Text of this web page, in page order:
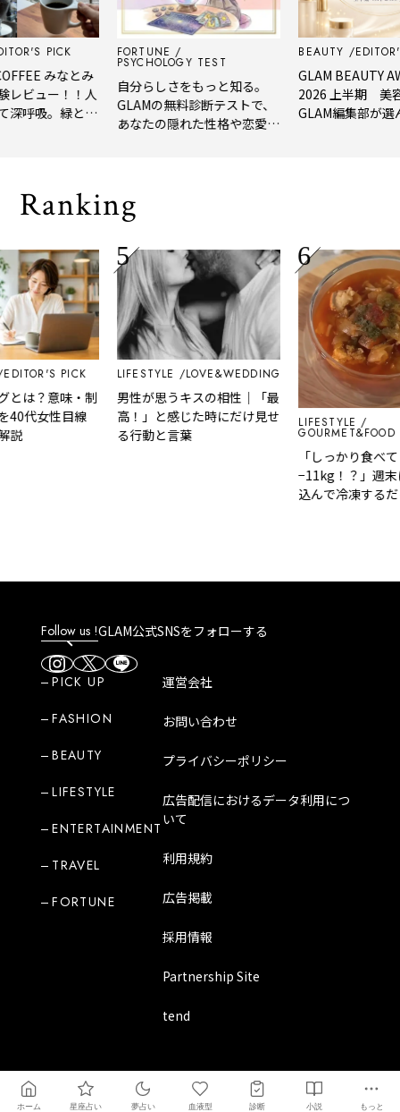
PICK
みなとみ
ュー！！人
。緑と
FORTUNE
PSYCHOLOGY TEST
自分らしさをもっと知る。
GLAMの無料診断テストで、
あなたの隠れた性格や恋愛タ
BEAUTY EDITOR'S
GLAM BEAUTY
2026 上半期 美容賢
GLAM編集部が選んだ
Ranking
PICK
？意味・制
女性目線
LIFESTYLE LOVE&WEDDING
男性が思うキスの相性｜「最
高！」と感じた時にだけ見せ
る行動と言葉
LIFESTYLE
GOURMET&FOOD
「しっかり食べて
−11kg！？」週末に切
込んで冷凍するだけ！
Follow us !GLAM公式SNSをフォローする
PICK UP
FASHION
BEAUTY
LIFESTYLE
ENTERTAINMENT
TRAVEL
FORTUNE
運営会社
お問い合わせ
プライバシーポリシー
広告配信におけるデータ利用につ
いて
利用規約
広告掲載
採用情報
Partnership Site
tend
Copyright Mode Media Japan Corporation
ホーム 星座占い 夢占い 血液型 診断 小説 もっと